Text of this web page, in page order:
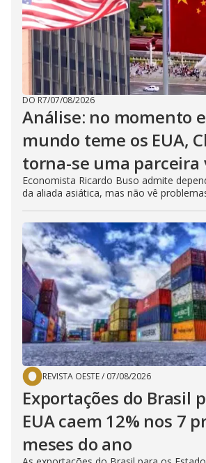
DO R7/07/08/2026
Análise: no momento
mundo teme os EUA,
torna-se uma parceira
Economista Ricardo Buso admite
da aliada asiática, mas não vê
REVISTA OESTE/ 07/08/2026
Exportações do Brasil
EUA caem 12% nos 7
meses do ano